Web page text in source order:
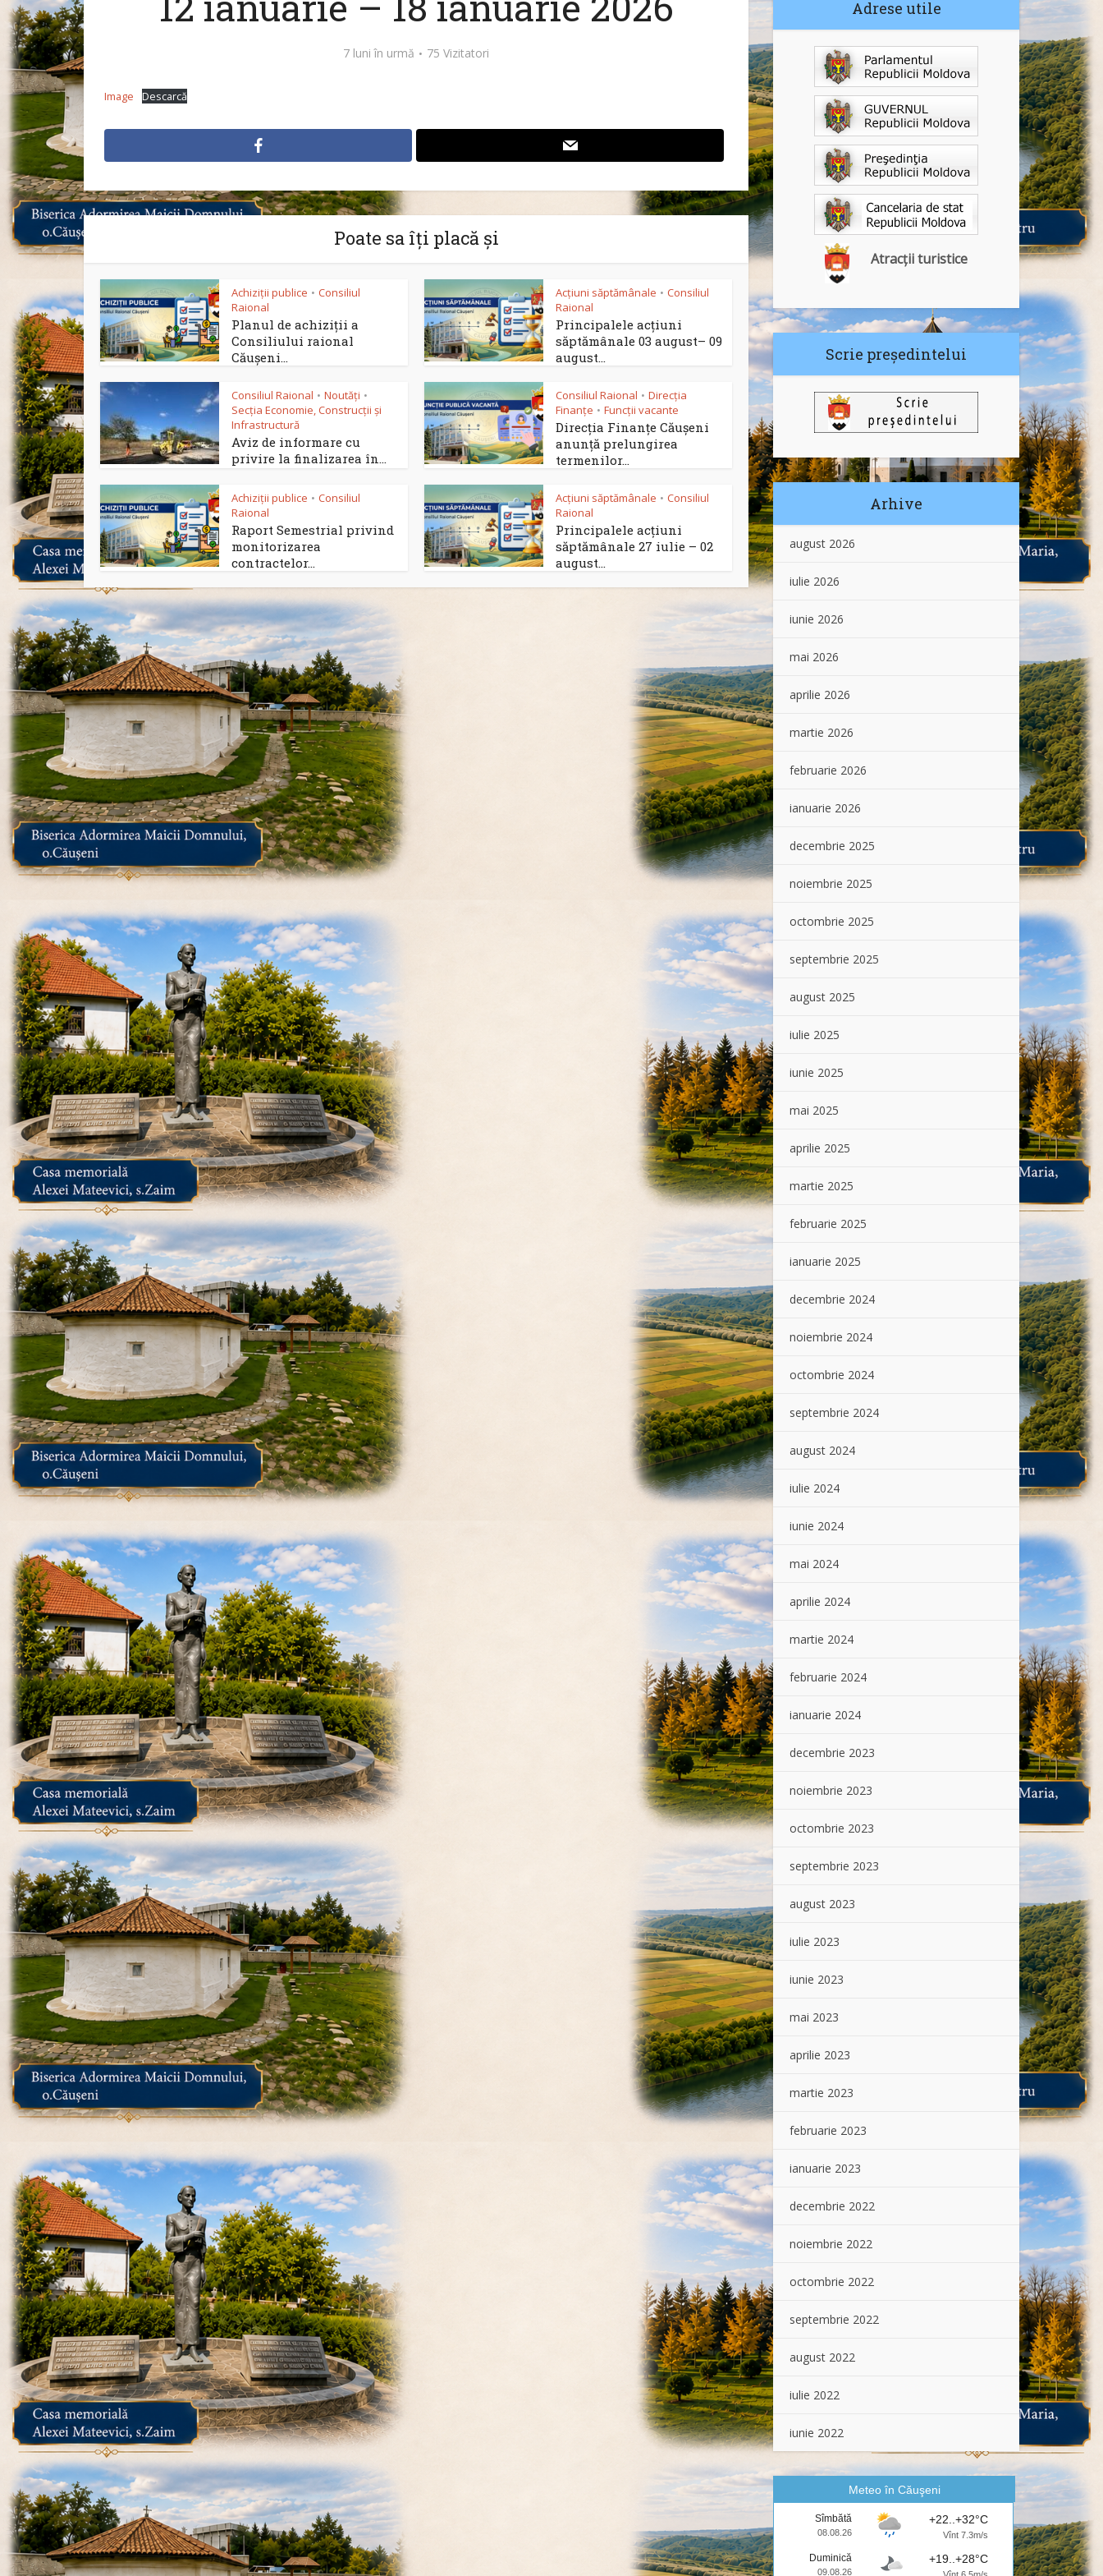
7 luni în urmă 75 Vizitatori
Image Descarcă
Poate sa îți placă și
Achiziții publice • Consiliul
Raional
Planul de achiziții a
Consiliului raional
Căușeni...
Acțiuni săptămânale • Consiliul
Raional
Principalele acțiuni
săptămânale 03 august– 09
august...
Consiliul Raional • Noutăți •
Secția Economie, Construcții și
Infrastructură
Aviz de informare cu
privire la finalizarea în...
Consiliul Raional • Direcția
Finanțe • Funcții vacante
Direcția Finanțe Căușeni
anunță prelungirea
termenilor...
Achiziții publice • Consiliul
Raional
Raport Semestrial privind
monitorizarea
contractelor...
Acțiuni săptămânale • Consiliul
Raional
Principalele acțiuni
săptămânale 27 iulie – 02
august...
Adrese utile
Atracții turistice
Scrie președintelui
Arhive
august 2026
iulie 2026
iunie 2026
mai 2026
aprilie 2026
martie 2026
februarie 2026
ianuarie 2026
decembrie 2025
noiembrie 2025
octombrie 2025
septembrie 2025
august 2025
iulie 2025
iunie 2025
mai 2025
aprilie 2025
martie 2025
februarie 2025
ianuarie 2025
decembrie 2024
noiembrie 2024
octombrie 2024
septembrie 2024
august 2024
iulie 2024
iunie 2024
mai 2024
aprilie 2024
martie 2024
februarie 2024
ianuarie 2024
decembrie 2023
noiembrie 2023
octombrie 2023
septembrie 2023
august 2023
iulie 2023
iunie 2023
mai 2023
aprilie 2023
martie 2023
februarie 2023
ianuarie 2023
decembrie 2022
noiembrie 2022
octombrie 2022
septembrie 2022
august 2022
iulie 2022
iunie 2022
Meteo în Căuşeni
Sîmbătă
08.08.26
+22..+32°C
Vînt 7.3m/s
Duminică
09.08.26
+19..+28°C